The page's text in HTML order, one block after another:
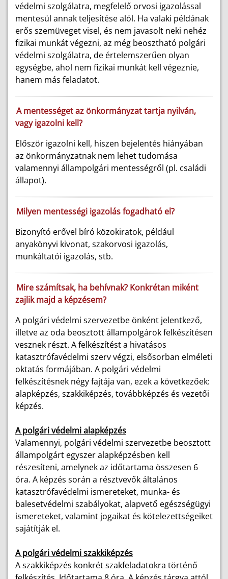
védelmi szolgálatra, megfelelő orvosi igazolással
mentesül annak teljesítése alól. Ha valaki példának
erős szemüveget visel, és nem javasolt neki nehéz
fizikai munkát végezni, az még beosztható polgári
védelmi szolgálatra, de értelemszerűen olyan
egységbe, ahol nem fizikai munkát kell végeznie,
hanem más feladatot.
A mentességet az önkormányzat tartja nyilván,
vagy igazolni kell?
Először igazolni kell, hiszen bejelentés hiányában
az önkormányzatnak nem lehet tudomása
valamennyi állampolgári mentességről (pl. családi
állapot).
Milyen mentességi igazolás fogadható el?
Bizonyító erővel bíró közokiratok, például
anyakönyvi kivonat, szakorvosi igazolás,
munkáltatói igazolás, stb.
Mire számítsak, ha behívnak? Konkrétan miként
zajlik majd a képzésem?
A polgári védelmi szervezetbe önként jelentkező,
illetve az oda beosztott állampolgárok felkészítésen
vesznek részt. A felkészítést a hivatásos
katasztrófavédelmi szerv végzi, elsősorban elméleti
oktatás formájában. A polgári védelmi
felkészítésnek négy fajtája van, ezek a következőek:
alapképzés, szakkiképzés, továbbképzés és vezetői
képzés.
A polgári védelmi alapképzés
Valamennyi, polgári védelmi szervezetbe beosztott
állampolgárt egyszer alapképzésben kell
részesíteni, amelynek az időtartama összesen 6
óra. A képzés során a résztvevők általános
katasztrófavédelmi ismereteket, munka- és
balesetvédelmi szabályokat, alapvető egészségügyi
ismereteket, valamint jogaikat és kötelezettségeiket
sajátítják el.
A polgári védelmi szakkiképzés
A szakkiképzés konkrét szakfeladatokra történő